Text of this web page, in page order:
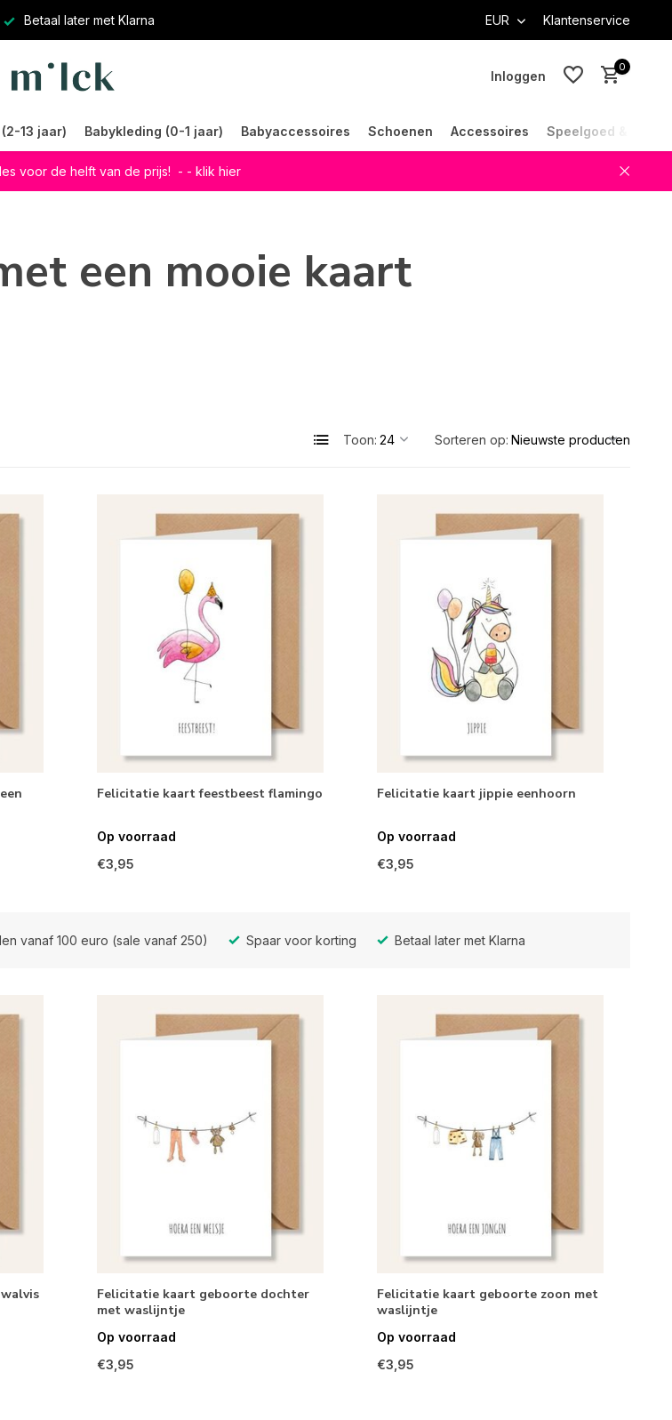
Betaal later met Klarna EUR Klantenservice
Inloggen
0
13 jaar) Babykleding (0-1 jaar) Babyaccessoires Schoenen Accessoires Speelgoed &
voor de helft van de prijs! - - klik hier
een mooie kaart
Toon: Sorteren op:
Felicitatie kaart feestbeest flamingo
Op voorraad
€3,95
Felicitatie kaart jippie eenhoorn
Op voorraad
€3,95
vanaf 100 euro (sale vanaf 250) Spaar voor korting Betaal later met Klarna
Felicitatie kaart geboorte dochter
met waslijntje
Op voorraad
€3,95
Felicitatie kaart geboorte zoon met
waslijntje
Op voorraad
€3,95